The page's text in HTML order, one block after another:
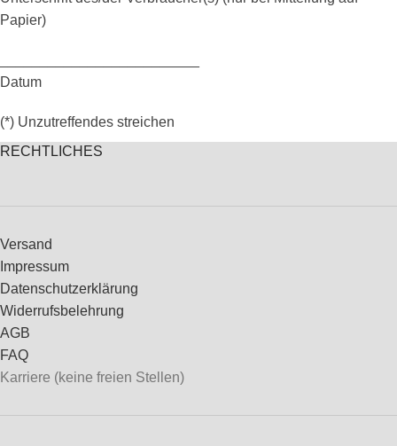
Papier)
Datum
(*) Unzutreffendes streichen
RECHTLICHES
Versand
Impressum
Datenschutzerklärung
Widerrufsbelehrung
AGB
FAQ
Karriere (keine freien Stellen)